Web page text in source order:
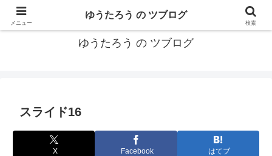
カリフォルニアMBA卒40代がMBA・キャリアとEコマースについて発信
ゆうたろう の ツブログ
スライド16
X Facebook はてブ
メニュー
ゆうたろう の ツブログ
検索